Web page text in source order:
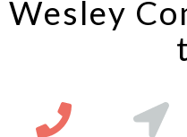
Wesley